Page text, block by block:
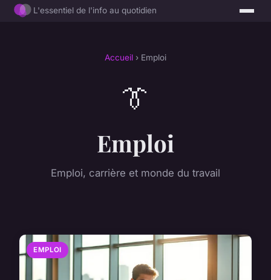
L'essentiel de l'info au quotidien
Accueil › Emploi
👔
Emploi
Emploi, carrière et monde du travail
EMPLOI